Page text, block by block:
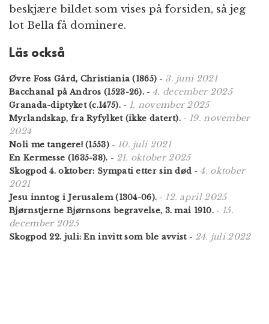
beskjære bildet som vises på forsiden, så jeg
lot Bella få dominere.
Läs också
Øvre Foss Gård, Christiania (1865) - 3. juni 2021
Bacchanal på Andros (1523-26). - 4. december 2025
Granada-diptyket (c.1475).- 1. november 2025
Myrlandskap, fra Ryfylket (ikke datert). - 19. november
2024
Noli me tangere! (1553)- 10. juli 2021
En Kermesse (1635-38). - 21. oktober 2025
Skogpod 4. oktober: Sympati etter sin død - 4. oktober
2021
Jesu inntog i Jerusalem (1304-06). - 12. april 2025
Bjørnstjerne Bjørnsons begravelse, 3. mai 1910. - 15.
december 2025
Skogpod 22. juli: En invitt som ble avvist- 24. juli 2022